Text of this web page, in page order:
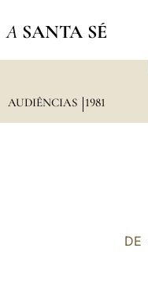
A SANTA SÉ
AUDIÊNCIAS 1981
DE